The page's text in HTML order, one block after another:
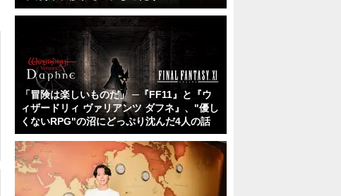
「冒険は楽しいものだ」 ─『FF11』と『ウ
ィザードリィ ヴァリアンツ ダフネ』、"優し
くないRPG"の沼にどっぷり沈んだ4人の話